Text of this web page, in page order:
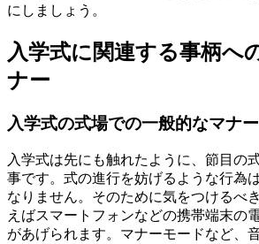
にしましょう。
入学式に関連する事柄へ
ナー
入学式の式場での一般的なマナー
入学式は先にも触れたように、節目の
事です。式の進行を妨げるような行為
なりません。そのために気をつけるべ
えばスマートフォンなどの携帯端末の
があげられます。マナーモードなど、